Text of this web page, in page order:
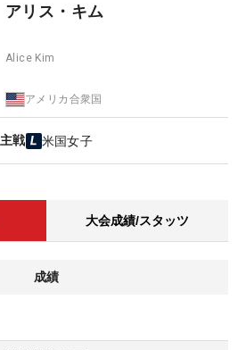
アリス・キム
Alice Kim
アメリカ合衆国
主戦 米国女子
大会成績/スタッツ
成績